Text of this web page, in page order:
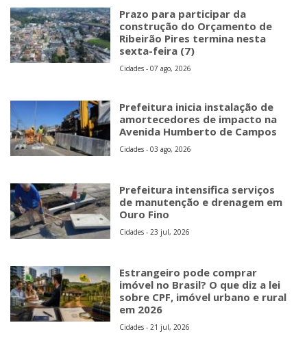
Prazo para participar da
construção do Orçamento de
Ribeirão Pires termina nesta
sexta-feira (7)
Cidades - 07 ago, 2026
Prefeitura inicia instalação de
amortecedores de impacto na
Avenida Humberto de Campos
Cidades - 03 ago, 2026
Prefeitura intensifica serviços
de manutenção e drenagem em
Ouro Fino
Cidades - 23 jul, 2026
Estrangeiro pode comprar
imóvel no Brasil? O que diz a lei
sobre CPF, imóvel urbano e rural
em 2026
Cidades - 21 jul, 2026